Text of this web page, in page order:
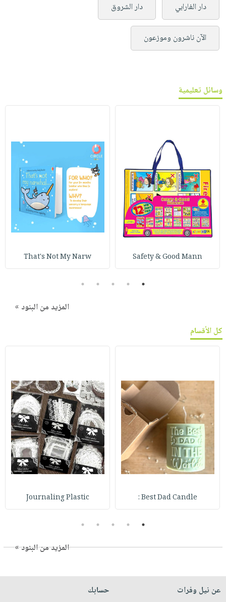
دار الفارابي دار الشروق
الآن ناشرون وموزعون
وسائل تعليمية
Safety & Good Mann
That's Not My Narw
1
2
3
4
5
المزيد من البنود »
كل الأقسام
Best Dad Candle :
Journaling Plastic
1
2
3
4
5
المزيد من البنود »
عن نيل وفرات
حسابك